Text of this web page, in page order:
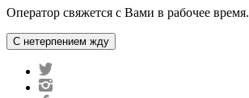
Оператор свяжется с Вами в рабочее время.